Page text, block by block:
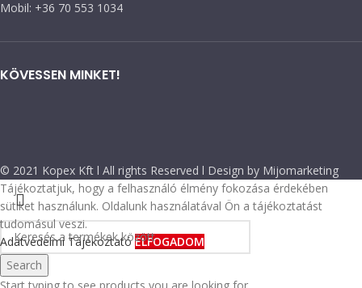
Mobil: +36 70 553 1034
KÖVESSEN MINKET!
© 2021 Kopex Kft l All rights Reserved l Design by Mijomarketing
Search
Start typing to see products you are looking for.
Tájékoztatjuk, hogy a felhasználó élmény fokozása érdekében
sütiket használunk. Oldalunk használatával Ön a tájékoztatást
tudomásul veszi.
Adatvédelmi TájékoztatóELFOGADOM